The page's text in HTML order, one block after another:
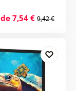
7,54 € 9,42 €